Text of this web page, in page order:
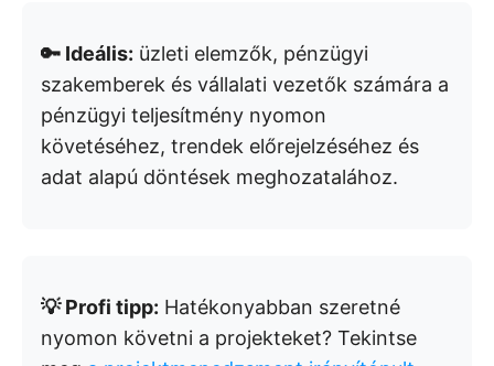
🔑 Ideális: üzleti elemzők, pénzügyi
szakemberek és vállalati vezetők számára a
pénzügyi teljesítmény nyomon
követéséhez, trendek előrejelzéséhez és
adat alapú döntések meghozatalához.
💡 Profi tipp: Hatékonyabban szeretné
nyomon követni a projekteket? Tekintse